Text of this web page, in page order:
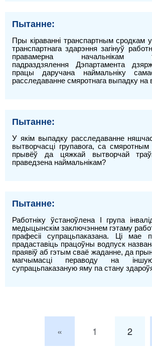
Пытанне:
Пры кіраванні транспартным сродкам
транспартнага здарэння загінуў
правамерна начальнікам
падраздзялення Дэпартамента
працы даручана наймальніку
расследаванне смяротнага выпадку на
Пытанне:
У якім выпадку расследаванне
вытворчасці групавога, са
прывёў да цяжкай вытворчай
праведзена наймальнікам?
Пытанне:
Работніку ўстаноўлена I група
медыцынскім заключэннем гэтаму
прафесіі супрацьпаказана. Ці мае
прадаставіць працоўны водпуск
праявіў аб гэтым сваё жаданне, да
магчымасці пераводу на
супрацьпаказаную яму па стану
« 1 2